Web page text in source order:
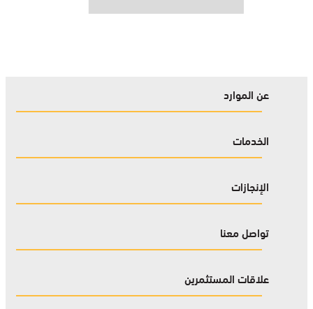
عن الموارد
الخدمات
الإنجازات
تواصل معنا
علاقات المستثمرين